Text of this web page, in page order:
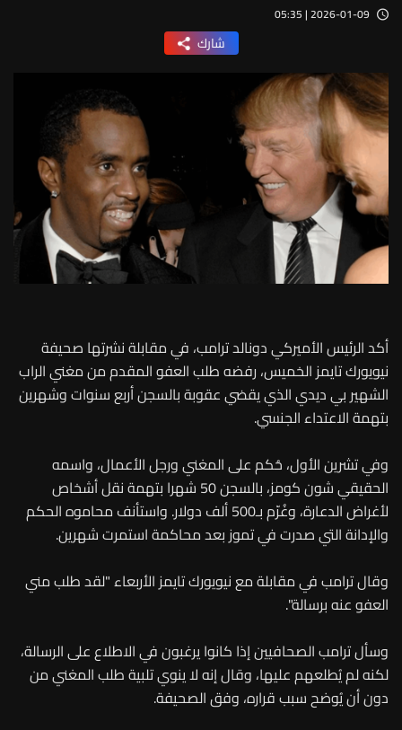
2026-01-09 | 05:35
شارك
أكد الرئيس الأميركي دونالد ترامب، في مقابلة نشرتها صحيفة
نيويورك تايمز الخميس، رفضه طلب العفو المقدم من مغني الراب
الشهير بي ديدي الذي يقضي عقوبة بالسجن أربع سنوات وشهرين
بتهمة الاعتداء الجنسي.
وفي تشرين الأول، حُكم على المغني ورجل الأعمال، واسمه
الحقيقي شون كومز، بالسجن 50 شهرا بتهمة نقل أشخاص
لأغراض الدعارة، وغُرّم بـ500 ألف دولار. واستأنف محاموه الحكم
والإدانة التي صدرت في تموز بعد محاكمة استمرت شهرين.
وقال ترامب في مقابلة مع نيويورك تايمز الأربعاء "لقد طلب مني
العفو عنه برسالة".
وسأل ترامب الصحافيين إذا كانوا يرغبون في الاطلاع على الرسالة،
لكنه لم يُطلعهم عليها، وقال إنه لا ينوي تلبية طلب المغني من
دون أن يُوضح سبب قراره، وفق الصحيفة.